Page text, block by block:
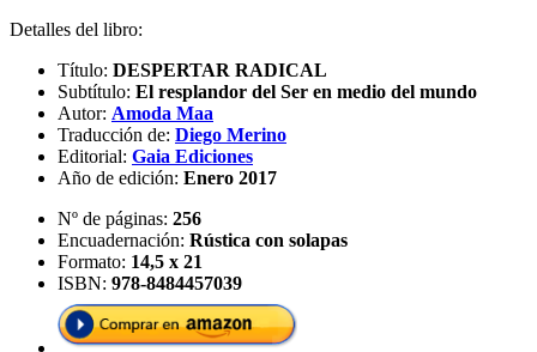
Detalles del libro:
Título: DESPERTAR RADICAL
Subtítulo: El resplandor del Ser en medio del mundo
Autor: Amoda Maa
Traducción de: Diego Merino
Editorial: Gaia Ediciones
Año de edición: Enero 2017
Nº de páginas: 256
Encuadernación: Rústica con solapas
Formato: 14,5 x 21
ISBN: 978-8484457039